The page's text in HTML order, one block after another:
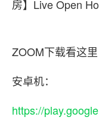
房】Live Open
ZOOM下载看这里
安卓机：
https://